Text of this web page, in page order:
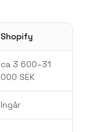
Shopify
ca 3 600–31
000 SEK
Ingår